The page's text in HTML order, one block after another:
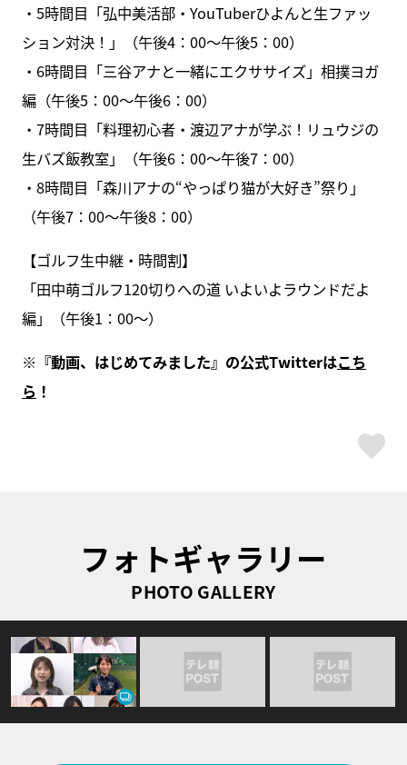
・5時間目「弘中美活部・YouTuberひよんと生ファッ
ション対決！」（午後4：00～午後5：00）
・6時間目「三谷アナと一緒にエクササイズ」相撲ヨガ
編（午後5：00～午後6：00）
・7時間目「料理初心者・渡辺アナが学ぶ！リュウジの
生バズ飯教室」（午後6：00～午後7：00）
・8時間目「森川アナの“やっぱり猫が大好き”祭り」
（午後7：00～午後8：00）
【ゴルフ生中継・時間割】
「田中萌ゴルフ120切りへの道 いよいよラウンドだよ
編」（午後1：00～）
※『動画、はじめてみました』の公式Twitterはこち
ら ！
フォトギャラリー
PHOTO GALLERY